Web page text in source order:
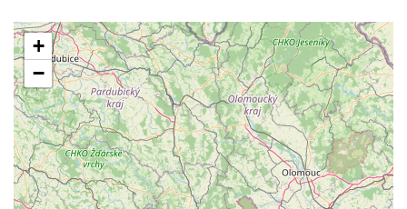
+
−